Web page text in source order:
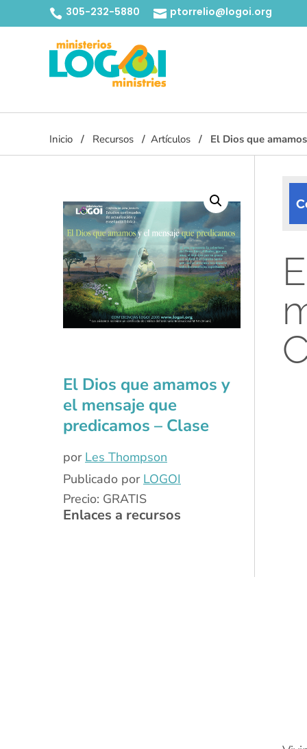
 305-232-5880  ptorrelio@logoi.org
Inicio Recursos Artículos El Dios que
El Dios que amamos y
el mensaje que
predicamos – Clase
por Les Thompson
Publicado por LOGOI
Precio: GRATIS
Enlaces a recursos